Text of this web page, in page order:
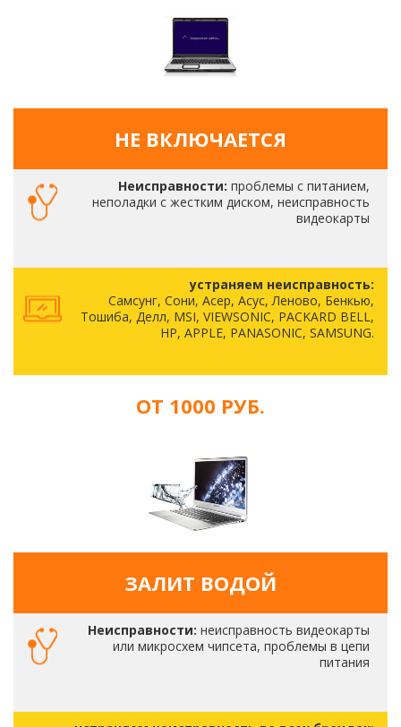
НЕ ВКЛЮЧАЕТСЯ
Неисправности: проблемы с питанием,
неполадки с жестким диском, неисправность
видеокарты
устраняем неисправность:
Самсунг, Сони, Асер, Асус, Леново, Бенкью,
Тошиба, Делл, MSI, VIEWSONIC, PACKARD BELL,
HP, APPLE, PANASONIC, SAMSUNG.
ОТ 1000 РУБ.
ЗАЛИТ ВОДОЙ
Неисправности: неисправность видеокарты
или микросхем чипсета, проблемы в цепи
питания